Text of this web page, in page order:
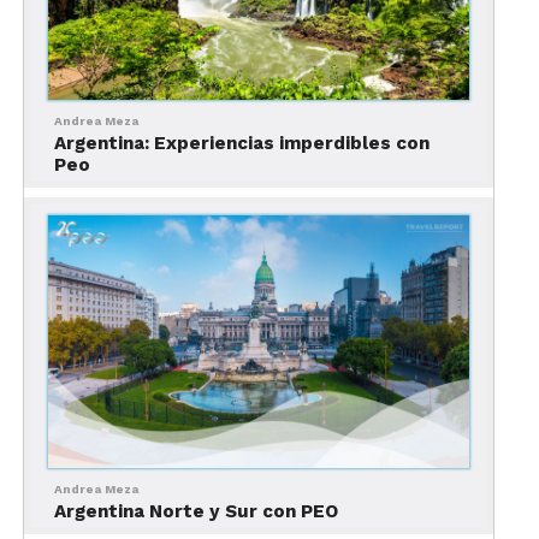
formas, y técnicas dependiendo de la cultura
regional. ¡Son hermosas estas artesanías de
Argentina!
Platería
Andrea Meza
Argentina: Experiencias imperdibles con
Peo
Andrea Meza
Argentina Norte y Sur con PEO